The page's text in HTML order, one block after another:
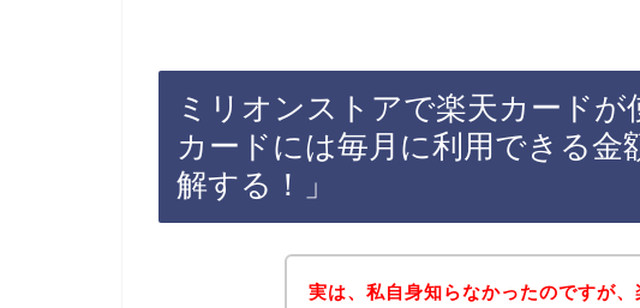
ミリオンストアで楽天カードが
カードには毎月に利用できる金
解する！」
実は、私自身知らなかったのですが